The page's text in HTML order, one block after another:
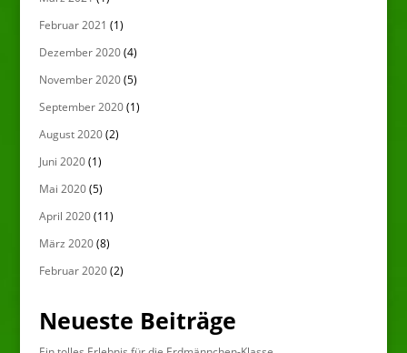
Februar 2021 (1)
Dezember 2020(4)
November 2020(5)
September 2020(1)
August 2020(2)
Juni 2020(1)
Mai 2020(5)
April 2020(11)
März 2020(8)
Februar 2020(2)
Neueste Beiträge